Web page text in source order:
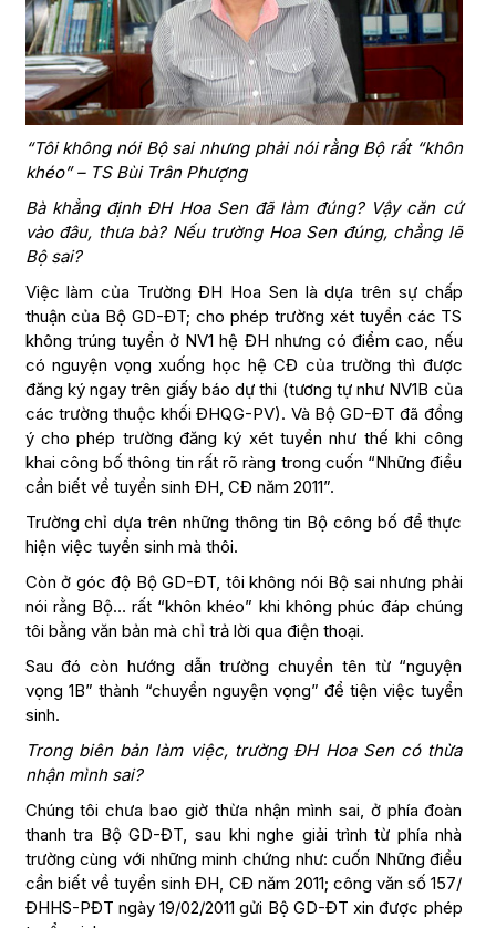
“Tôi không nói Bộ sai nhưng phải nói rằng Bộ rất “khôn
khéo” – TS Bùi Trân Phượng
Bà khẳng định ĐH Hoa Sen đã làm đúng? Vậy căn cứ
vào đâu, thưa bà? Nếu trường Hoa Sen đúng, chẳng lẽ
Bộ sai?
Việc làm của Trường ĐH Hoa Sen là dựa trên sự chấp
thuận của Bộ GD-ĐT; cho phép trường xét tuyển các TS
không trúng tuyển ở NV1 hệ ĐH nhưng có điểm cao, nếu
có nguyện vọng xuống học hệ CĐ của trường thì được
đăng ký ngay trên giấy báo dự thi (tương tự như NV1B của
các trường thuộc khối ĐHQG-PV). Và Bộ GD-ĐT đã đồng
ý cho phép trường đăng ký xét tuyển như thế khi công
khai công bố thông tin rất rõ ràng trong cuốn “Những điều
cần biết về tuyển sinh ĐH, CĐ năm 2011”.
Trường chỉ dựa trên những thông tin Bộ công bố để thực
hiện việc tuyển sinh mà thôi.
Còn ở góc độ Bộ GD-ĐT, tôi không nói Bộ sai nhưng phải
nói rằng Bộ… rất “khôn khéo” khi không phúc đáp chúng
tôi bằng văn bản mà chỉ trả lời qua điện thoại.
Sau đó còn hướng dẫn trường chuyển tên từ “nguyện
vọng 1B” thành “chuyển nguyện vọng” để tiện việc tuyển
sinh.
Trong biên bản làm việc, trường ĐH Hoa Sen có thừa
nhận mình sai?
Chúng tôi chưa bao giờ thừa nhận mình sai, ở phía đoàn
thanh tra Bộ GD-ĐT, sau khi nghe giải trình từ phía nhà
trường cùng với những minh chứng như: cuốn Những điều
cần biết về tuyển sinh ĐH, CĐ năm 2011; công văn số 157/
ĐHHS-PĐT ngày 19/02/2011 gửi Bộ GD-ĐT xin được phép